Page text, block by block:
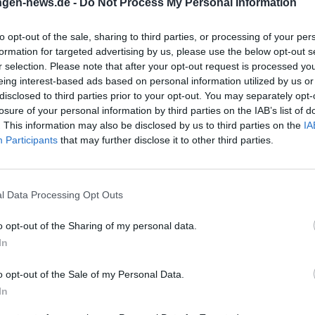
news.de - Do Not Process My Personal Information
opt-out of the sale, sharing to third parties, or processing of your
for targeted advertising by us, please use the below opt-out
selection. Please note that after your opt-out request is processed
interest-based ads based on personal information utilized by us
to third parties prior to your opt-out. You may separately
of your personal information by third parties on the IAB’s list of
This information may also be disclosed by us to third parties on the
Participants that may further disclose it to other third parties.
Data Processing Opt Outs
opt-out of the Sharing of my personal data.
opt-out of the Sale of my Personal Data.
im
ab
Dave Davis –
KONFETTI FÜR
ALLE! im Kurtheater
Bad Kissingen
10. Oktober 2026
Konfetti für alle im
Dave Davis liefert Humor
Spielfreude. Sa., 10.10.2026,
gute Parkoptionen.
Jewish
14.
Ein
Munich
intensiv